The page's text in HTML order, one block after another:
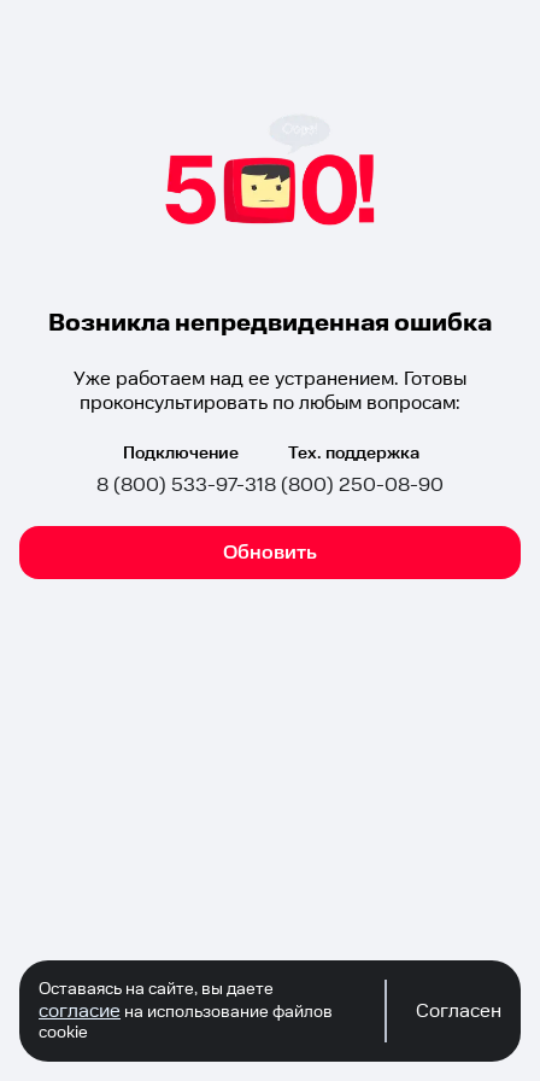
Возникла непредвиденная ошибка
Уже работаем над ее устранением. Готовы
проконсультировать по любым вопросам:
Подключение
8 (800) 533-97-31
Тех. поддержка
8 (800) 250-08-90
Обновить
Оставаясь на сайте, вы даете
согласие на использование файлов
cookie
Согласен